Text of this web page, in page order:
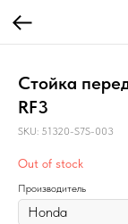
Стойка
RF3
SKU: 51320-S7S-003
Out of stock
Производитель